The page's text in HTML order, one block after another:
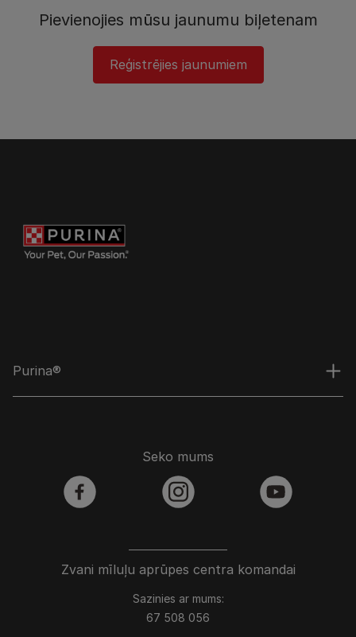
Pievienojies mūsu jaunumu biļetenam
Reģistrējies jaunumiem
Purina®
Zvani mīluļu aprūpes centra komandai
Sazinies ar mums:
67 508 056
Seko mums
facebook instagram youtube